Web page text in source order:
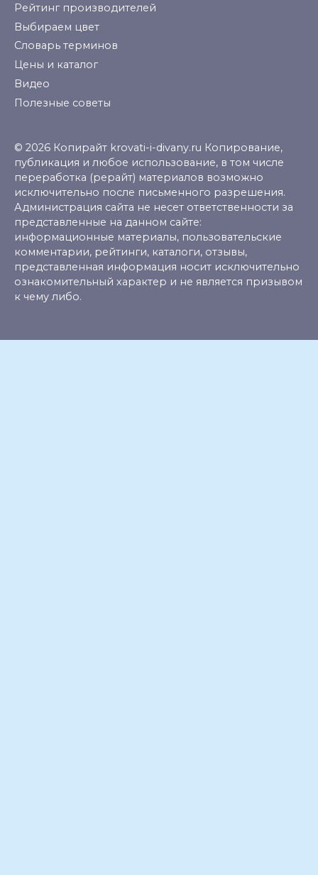
Рейтинг производителей
Выбираем цвет
Словарь терминов
Цены и каталог
Видео
Полезные советы
© 2026 Копирайт krovati-i-divany.ru Копирование,
публикация и любое использование, в том числе
переработка (рерайт) материалов возможно
исключительно после письменного разрешения.
Администрация сайта не несет ответственности за
представленные на данном сайте:
информационные материалы, пользовательские
комментарии, рейтинги, каталоги, отзывы,
представленная информация носит исключительно
ознакомительный характер и не является призывом
к чему либо.